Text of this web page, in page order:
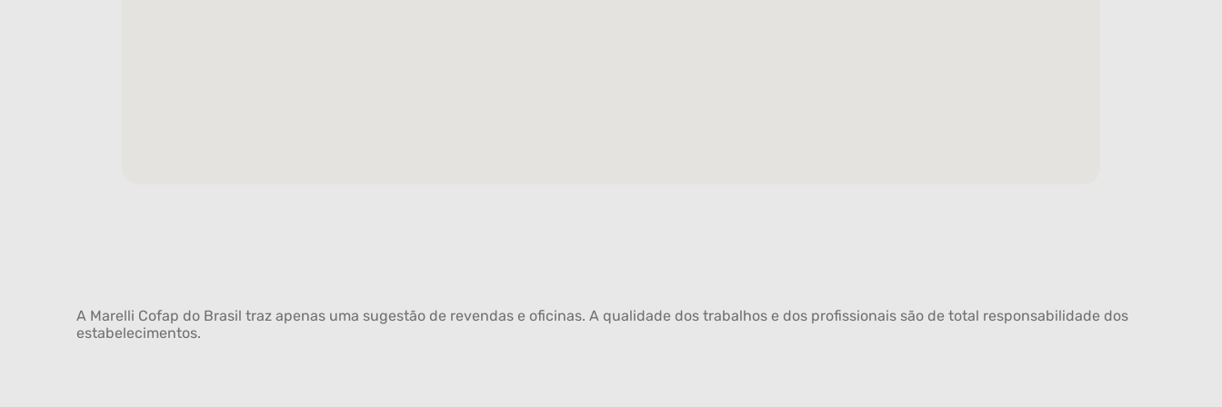
A Marelli Cofap do Brasil traz apenas uma sugestão de revendas e oficinas. A qualidade dos trabalhos e dos profissionais são de total responsabilidade dos
estabelecimentos.